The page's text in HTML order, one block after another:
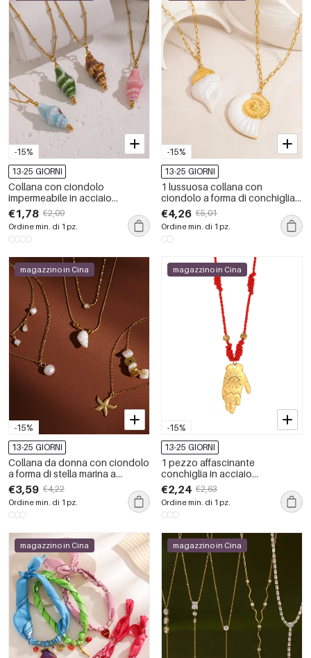
-15%
13-25 GIORNI
Collana con ciondolo
impermeabile in acciaio
inossidabile a forma di
conchiglia da 1 pezzo
€1,78 €2,09
Ordine min. di 1 pz.
-15%
13-25 GIORNI
1 lussuosa collana con
ciondolo a forma di conchiglia
in acciaio inossidabile
impermeabile color oro da
donna
€4,26 €5,01
Ordine min. di 1 pz.
-15%
magazzino in Cina
13-25 GIORNI
Collana da donna con ciondolo
a forma di stella marina a
conchiglia, romantica, graziosa
e irregolare, in acciaio
inossidabile impermeabile color
oro.
€3,59 €4,22
Ordine min. di 1 pz.
-15%
magazzino in Cina
13-25 GIORNI
1 pezzo affascinante
conchiglia in acciaio
inossidabile impermeabile color
oro collane con ciondolo da
donna
€2,24 €2,63
Ordine min. di 1 pz.
magazzino in Cina magazzino in Cina